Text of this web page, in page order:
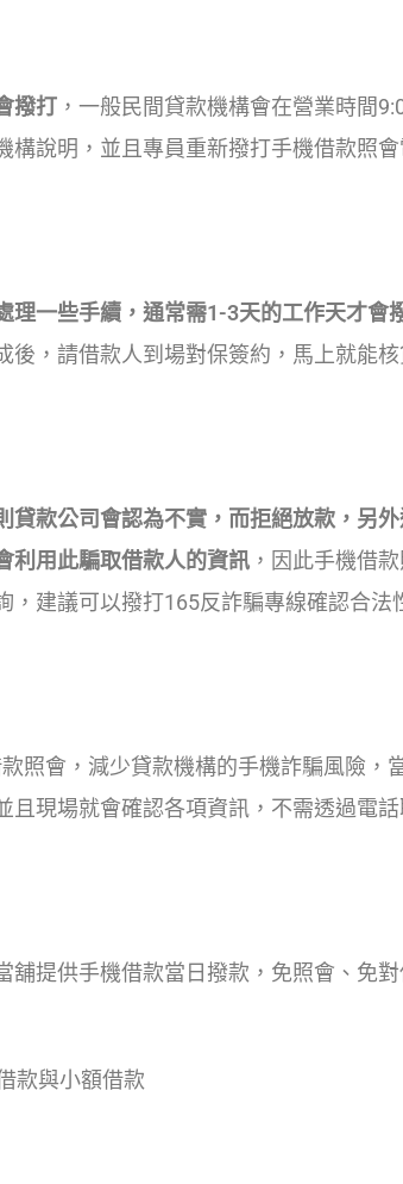
撥打 ，一般民間貸款機構會在營業時間
說明，並且專員重新撥打手機借款照會
理一些手續，通常需1-3天的工作天才會
，請借款人到場對保簽約，馬上就能
貸款公司會認為不實，而拒絕放款，另
利用此騙取借款人的資訊 ，因此手機借
建議可以撥打165反詐騙專線確認合法
照會，減少貸款機構的手機詐騙風險，
現場就會確認各項資訊，不需透過電
提供手機借款當日撥款，免照會、免
款與小額借款